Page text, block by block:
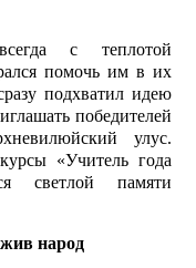
с теплотой
помочь им в их
подхватил идею
победителей
улус.
«Учитель года
светлой памяти
народ